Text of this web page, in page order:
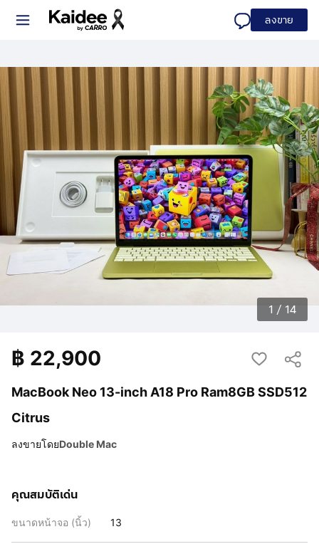
ลงขาย
1 / 14
MacBook Neo 13-inch A18 Pro Ram8GB SSD512
Citrus
฿ 22,900
ลงขายโดยDouble Mac
คุณสมบัติเด่น
ขนาดหน้าจอ (นิ้ว) 13